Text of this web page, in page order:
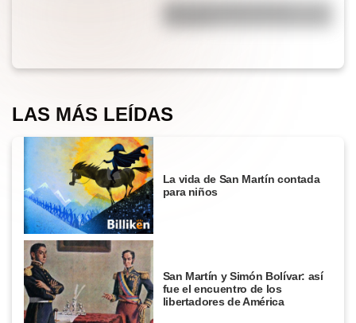
¿Por qué el jabón forma
LAS MÁS LEÍDAS
La vida de San Martín contada
para niños
San Martín y Simón Bolívar: así
fue el encuentro de los
libertadores de América